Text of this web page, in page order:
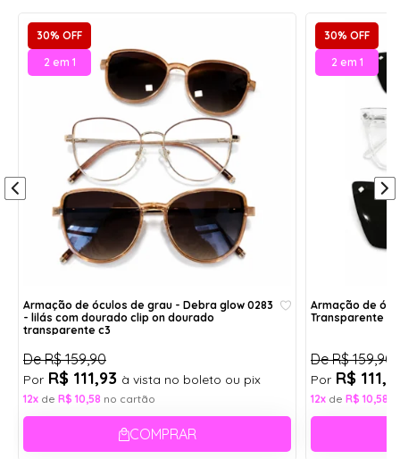
ímã e possui proteção UV400 contra os raios
solares.
Itens inclusos:
1- Caixinha porta óculos acrílico com forro;
Altura:
Largura:
15 cm
Ponte:
1,7 cm
Haste:
14 cm
Aro:
53
Largura da Armação
15 cm
30% OFF
2 em 1
Armação de óculos de grau - Debra glow 0283
- lilás com dourado clip on dourado
transparente c3
DeR$ 159,90
Por R$ 111,93 à vista no boleto ou pix
12x de R$ 10,58 no cartão
COMPRAR
30% OFF
2 em 1
Armação de
Transparente
DeR$ 159,90
Por R$
12x de R$ 10,58